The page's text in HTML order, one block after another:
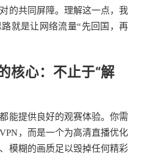
的共同屏障。理解这一点，我
就是让网络流量“先回国，再
核心：不止于“解
能提供良好的观赛体验。你需
，而是一个为高清直播优化
模糊的画质足以毁掉任何精彩